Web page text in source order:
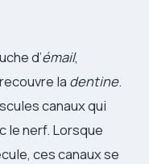
d’émail,
la dentine.
canaux qui
le nerf. Lorsque
ces canaux se